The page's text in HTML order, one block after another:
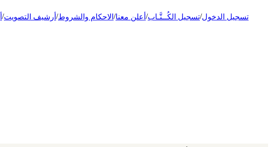
تسجيل الدخول/تسجيل الكُــتَّـاب/ أعلن معنا/ الاحكام والشروط/ أرشيف التصويت/